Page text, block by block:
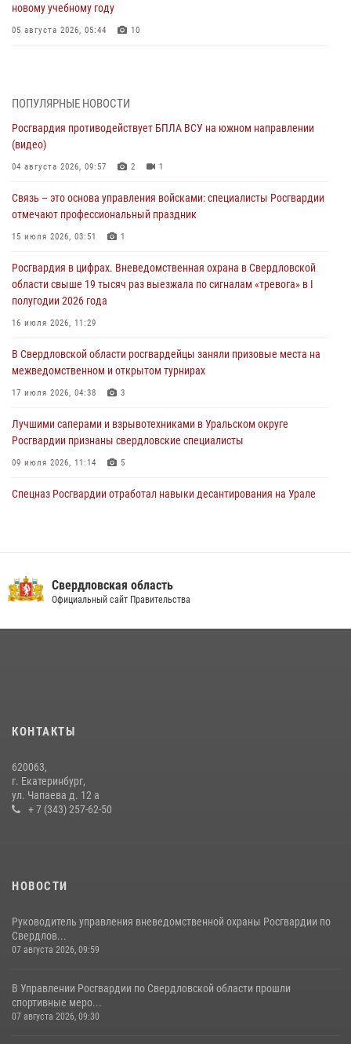
новому учебному году
05 августа 2026, 05:44 10
04 августа 2026, 09:57 2
Росгвардия приняла участие в обеспечении безопасности Дня
города в Екатеринбурге
03 августа 2026, 07:43 3
Росгвардия приняла участие в межведомственном
антитеррористическом учении в Свердловской области
31 июля 2026, 12:27 1
Росгвардия обеспечивает безопасность граждан на южном
направлении
31 июля 2026, 06:56
рассказал об итогах работы подразделения в эфире телекомпании
«Телекон»
30 июля 2026, 11:33 1
ПОПУЛЯРНЫЕ НОВОСТИ
Росгвардия противодействует БПЛА ВСУ на южном направлении
(видео)
04 августа 2026, 09:57 2 1
Связь – это основа управления войсками: специалисты Росгвардии
отмечают профессиональный праздник
15 июля 2026, 03:51 1
Росгвардия в цифрах. Вневедомственная охрана в Свердловской
области свыше 19 тысяч раз выезжала по сигналам «тревога» в I
полугодии 2026 года
16 июля 2026, 11:29
В Свердловской области росгвардейцы заняли призовые места на
межведомственном и открытом турнирах
17 июля 2026, 04:38 3
Лучшими саперами и взрывотехниками в Уральском округе
Росгвардии признаны свердловские специалисты
09 июля 2026, 11:14 5
Спецназ Росгвардии отработал навыки десантирования на Урале
14 июля 2026, 11:06 4
10 июля 2026, 12:35
специальное занятие
27 июля 2026, 12:37
Свердловская область
Официальный сайт Правительства
КОНТАКТЫ
620063,
г. Екатеринбург,
ул. Чапаева д. 12 а
+ 7 (343) 257-62-50
НОВОСТИ
Руководитель управления вневедомственной охраны Росгвардии по
Свердлов...
07 августа 2026, 09:59
В Управлении Росгвардии по Свердловской области прошли
спортивные меро...
07 августа 2026, 09:30